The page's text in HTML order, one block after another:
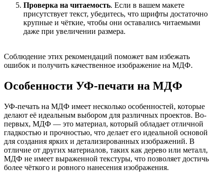
Проверка на читаемость. Если в вашем макете
присутствует текст, убедитесь, что шрифты достаточно
крупные и чёткие, чтобы они оставались читаемыми
даже при увеличении размера.
Соблюдение этих рекомендаций поможет вам избежать
ошибок и получить качественное изображение на МДФ.
Особенности УФ-печати на МДФ
УФ-печать на МДФ имеет несколько особенностей, которые
делают её идеальным выбором для различных проектов. Во-
первых, МДФ — это материал, который обладает отличной
гладкостью и прочностью, что делает его идеальной основой
для создания ярких и детализированных изображений. В
отличие от других материалов, таких как дерево или металл,
МДФ не имеет выраженной текстуры, что позволяет достичь
более чёткого и ровного нанесения изображения.